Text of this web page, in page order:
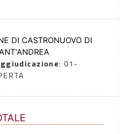
DI CASTRONUOVO DI
: 01-